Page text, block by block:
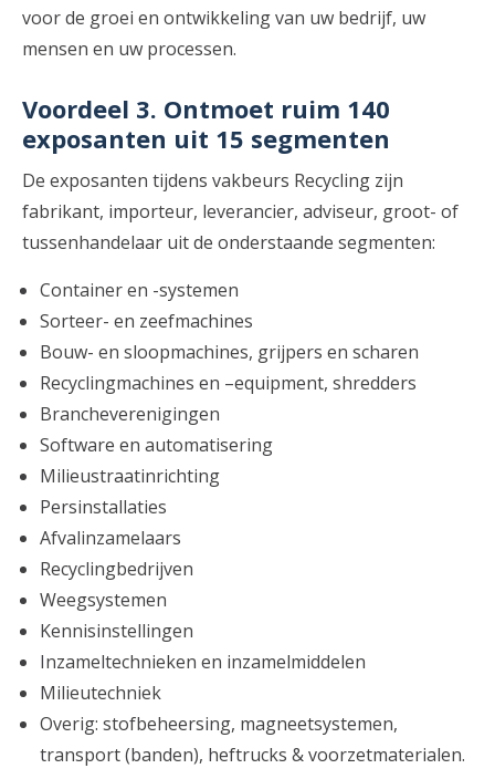
voor de groei en ontwikkeling van uw bedrijf, uw
mensen en uw processen.
Voordeel 3. Ontmoet ruim 140
exposanten uit 15 segmenten
De exposanten tijdens vakbeurs Recycling zijn
fabrikant, importeur, leverancier, adviseur, groot- of
tussenhandelaar uit de onderstaande segmenten:
Container en -systemen
Sorteer- en zeefmachines
Bouw- en sloopmachines, grijpers en scharen
Recyclingmachines en –equipment, shredders
Brancheverenigingen
Software en automatisering
Milieustraatinrichting
Persinstallaties
Afvalinzamelaars
Recyclingbedrijven
Weegsystemen
Kennisinstellingen
Inzameltechnieken en inzamelmiddelen
Milieutechniek
Overig: stofbeheersing, magneetsystemen,
transport (banden), heftrucks & voorzetmaterialen.